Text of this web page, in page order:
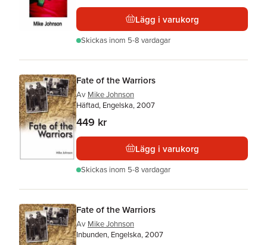
Lägg i varukorg
Skickas inom 5-8 vardagar
Fate of the Warriors
Av Mike Johnson
Häftad, Engelska, 2007
449 kr
Lägg i varukorg
Skickas inom 5-8 vardagar
Fate of the Warriors
Av Mike Johnson
Inbunden, Engelska, 2007